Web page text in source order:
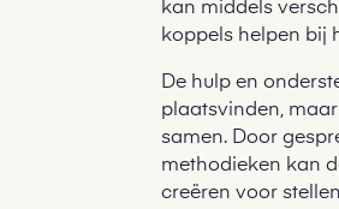
kan middels
koppels helpen bij
De hulp en
plaatsvinden,
samen. Door
methodieken kan
creëren voor